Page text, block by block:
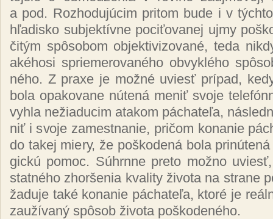
a pod. Roz­ho­du­jú­cim pri­tom bu­de i v
hľa­dis­ko sub­jek­tív­ne po­ci­ťo­va­nej uj­my
či­tým spô­so­bom ob­jek­ti­vi­zo­va­né, te­da
aké­ho­si sprie­me­ro­va­né­ho ob­vyk­lé­ho
né­ho. Z praxe je mož­né uviesť prí­pad,
bo­la opa­ko­va­ne nú­te­ná me­niť svo­je
vy­hla ne­žia­du­cim ata­kom pá­cha­te­ľa,
niť i svo­je za­mes­tna­nie, pri­čom ko­na­nie
do ta­kej mie­ry, že poš­ko­de­ná bo­la
gic­kú po­moc. Súhr­nne pre­to mož­no
stat­né­ho zhor­še­nia kva­li­ty ži­vo­ta na stra­ne
ža­du­je ta­ké ko­na­nie pá­cha­te­ľa, kto­ré je
za­uží­va­ný spô­sob ži­vo­ta poš­ko­de­né­ho.